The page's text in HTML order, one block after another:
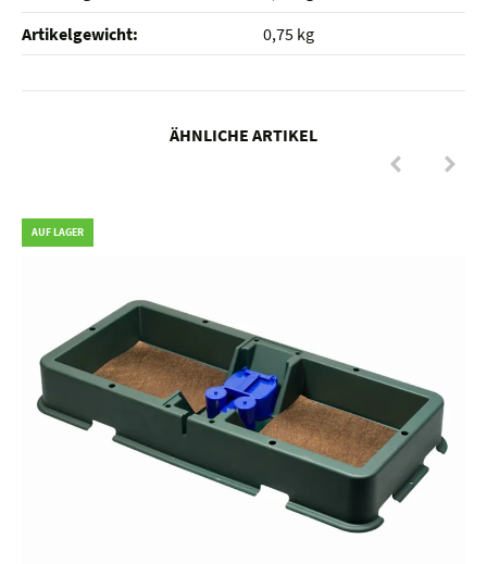
Artikelgewicht‍:
0,75 kg
ÄHNLICHE ARTIKEL
AUF LAGER